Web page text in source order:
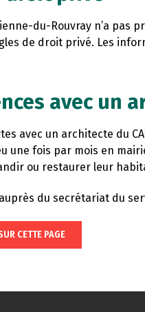
du-Rouvray n’a pas
de droit privé. Les
avec un
avec un architecte du
une fois par mois en
ou restaurer leur
du secrétariat du
CETTE PAGE